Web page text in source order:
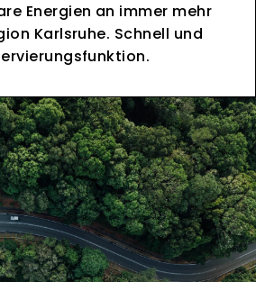
Energien an immer mehr
Karlsruhe. Schnell und